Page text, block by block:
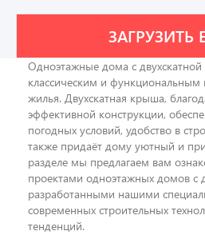
ЗАГРУЗИТЬ
Одноэтажные дома с
классическим и
жилья. Двухскатная крыша,
эффективной конструкции,
погодных условий, удобство в
также придаёт дому уютный и
разделе мы предлагаем вам
проектами одноэтажных домов с
разработанными нашими
современных строительных
тенденций.